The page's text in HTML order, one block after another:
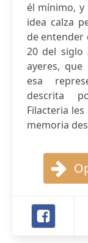
él mínimo, y
idea calza
de entender
20 del siglo
ayeres, que
esa
descrita
Filacteria
memoria